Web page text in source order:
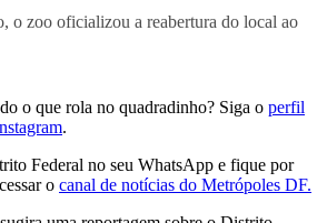
o zoo oficializou a reabertura do local ao
o que rola no quadradinho? Siga o perfil
.
Federal no seu WhatsApp e fique por
o canal de notícias do Metrópoles DF.